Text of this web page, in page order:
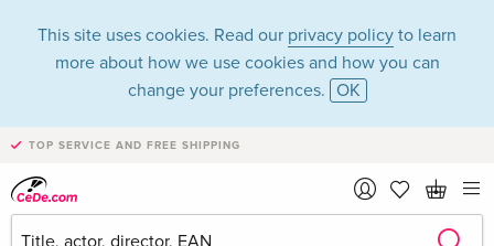
This site uses cookies. Read our privacy policy to learn
more about how we use cookies and how you can
change your preferences. OK
TOP SERVICE AND FREE SHIPPING